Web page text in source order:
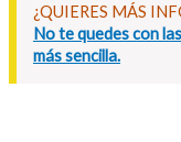
¿QUIERES MÁS
No te quedes con
más sencilla.